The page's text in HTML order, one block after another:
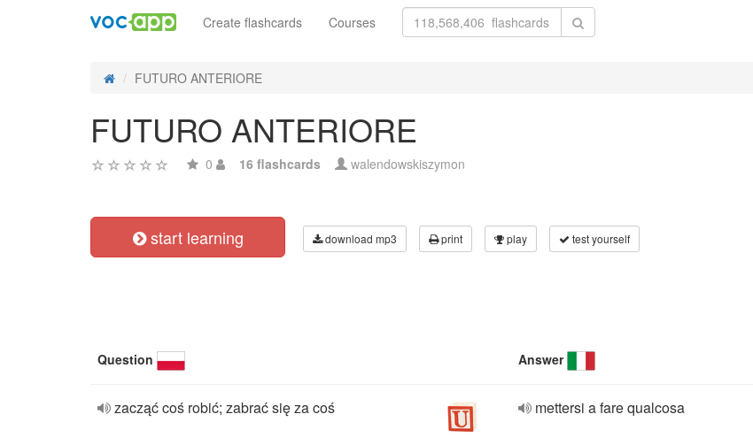
Create flashcards Courses
FUTURO ANTERIORE
FUTURO ANTERIORE
0 16 flashcards walendowskiszymon
start learning download mp3 print play test yourself
Question Answer
zacząć coś robić; zabrać się za coś mettersi a fare qualcosa